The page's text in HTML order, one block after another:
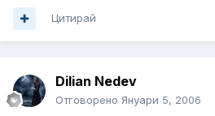
Цитирай
Dilian Nedev
Отговорено Януари 5, 2006